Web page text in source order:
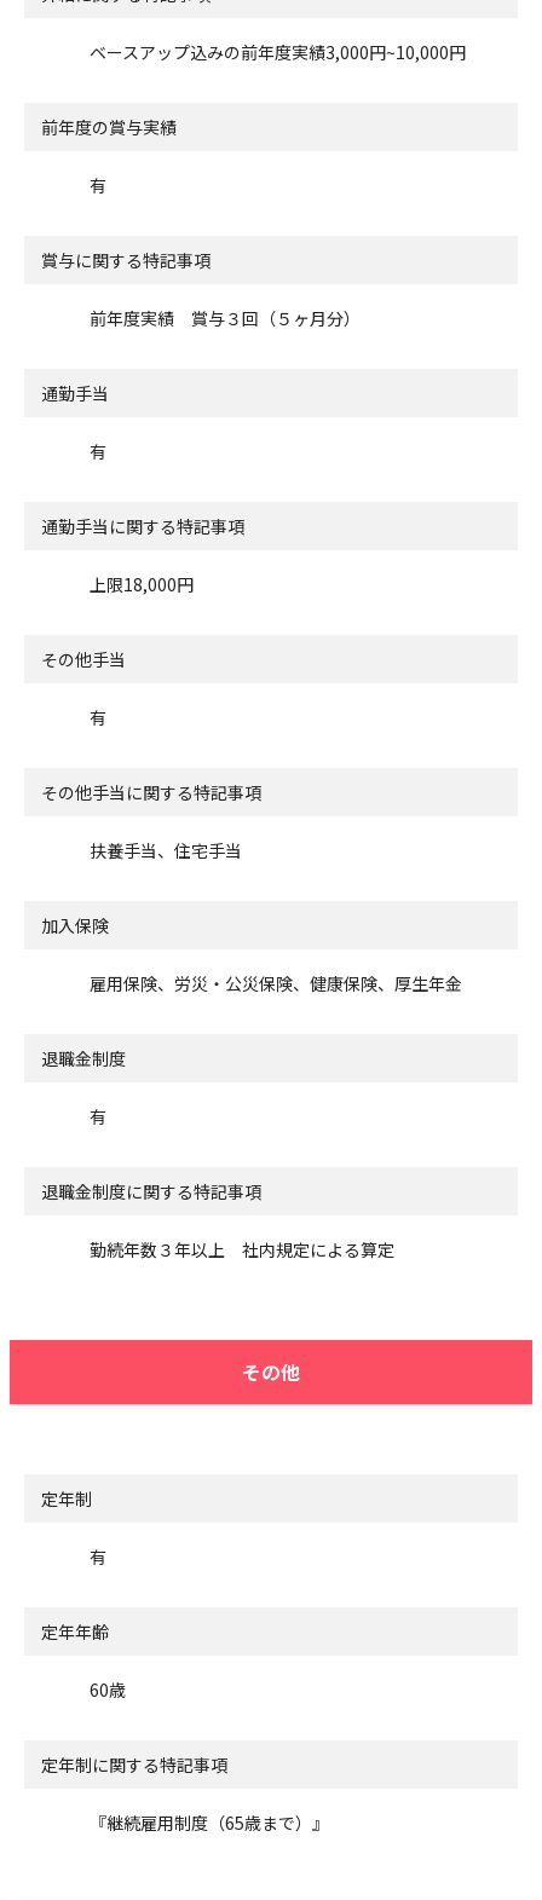
ベースアップ込みの前年度実績3,000円~10,000円
前年度の賞与実績
有
賞与に関する特記事項
前年度実績 賞与３回（５ヶ月分）
通勤手当
有
通勤手当に関する特記事項
上限18,000円
その他手当
有
その他手当に関する特記事項
扶養手当、住宅手当
加入保険
雇用保険、労災・公災保険、健康保険、厚生年金
退職金制度
有
退職金制度に関する特記事項
勤続年数３年以上 社内規定による算定
その他
定年制
有
定年年齢
60歳
定年制に関する特記事項
『継続雇用制度（65歳まで）』